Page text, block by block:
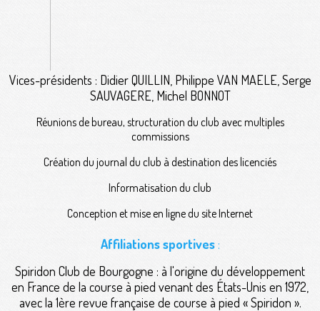
Vices-présidents : Didier QUILLIN, Philippe VAN MAELE, Serge
SAUVAGERE, Michel BONNOT
Réunions de bureau, structuration du club avec multiples
commissions
Création du journal du club à destination des licenciés
Informatisation du club
Conception et mise en ligne du site Internet
Affiliations sportives:
Spiridon Club de Bourgogne : à l'origine du développement
en France de la course à pied venant des États-Unis en 1972,
avec la 1ère revue française de course à pied « Spiridon ».